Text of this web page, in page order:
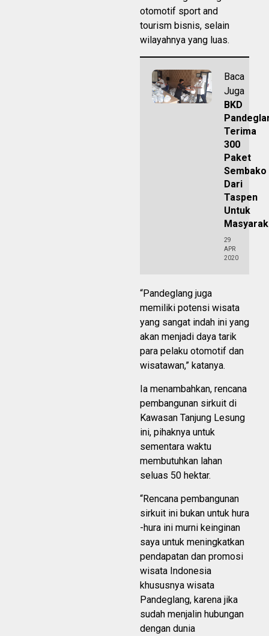
otomotif sport and
tourism bisnis, selain
wilayahnya yang luas.
Baca
Juga
BKD
Terima
300
Paket
Sembako
Dari
Taspen
Untuk
29
APR
2020
“Pandeglang juga
memiliki potensi wisata
yang sangat indah ini yang
akan menjadi daya tarik
para pelaku otomotif dan
wisatawan,” katanya.
Ia menambahkan, rencana
pembangunan sirkuit di
Kawasan Tanjung Lesung
ini, pihaknya untuk
sementara waktu
membutuhkan lahan
seluas 50 hektar.
“Rencana pembangunan
sirkuit ini bukan untuk hura
-hura ini murni keinginan
saya untuk meningkatkan
pendapatan dan promosi
wisata Indonesia
khususnya wisata
Pandeglang, karena jika
sudah menjalin hubungan
dengan dunia